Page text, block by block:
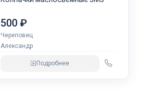
500 ₽
Череповец
Александр
Подробнее